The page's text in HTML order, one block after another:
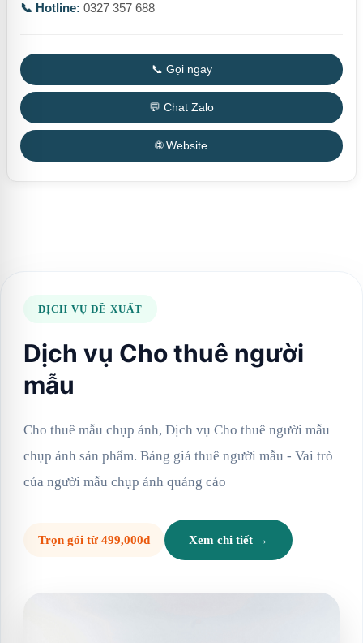
📞 Hotline: 0327 357 688
📞 Gọi ngay
💬 Chat Zalo
🌐 Website
DỊCH VỤ ĐỀ XUẤT
Dịch vụ Cho thuê người
mẫu
Cho thuê mẫu chụp ảnh, Dịch vụ Cho thuê người mẫu
chụp ảnh sản phẩm. Bảng giá thuê người mẫu - Vai trò
của người mẫu chụp ảnh quảng cáo
Trọn gói từ 499,000đ Xem chi tiết →